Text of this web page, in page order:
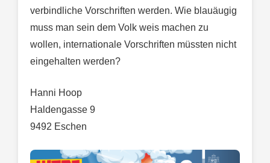
verbindliche Vorschriften werden. Wie blauäugig
muss man sein dem Volk weis machen zu
wollen, internationale Vorschriften müssten nicht
eingehalten werden?
Hanni Hoop
Haldengasse 9
9492 Eschen